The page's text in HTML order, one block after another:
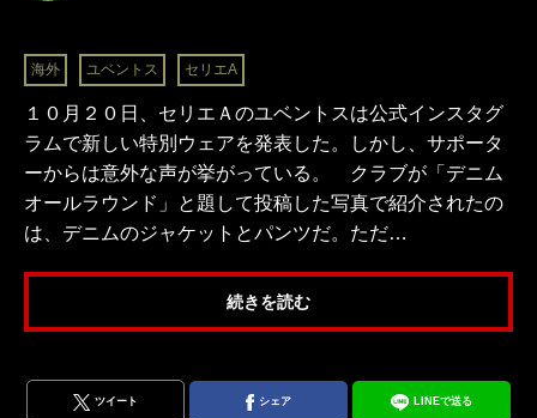
海外 ユベントス セリエA
１０月２０日、セリエＡのユベントスは公式インスタグ
ラムで新しい特別ウェアを発表した。しかし、サポータ
ーからは意外な声が挙がっている。 クラブが「デニム
オールラウンド」と題して投稿した写真で紹介されたの
は、デニムのジャケットとパンツだ。ただ…
続きを読む
ツイート シェア LINEで送る